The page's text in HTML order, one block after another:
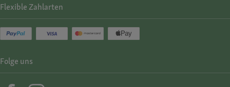
Flexible Zahlarten
Folge uns